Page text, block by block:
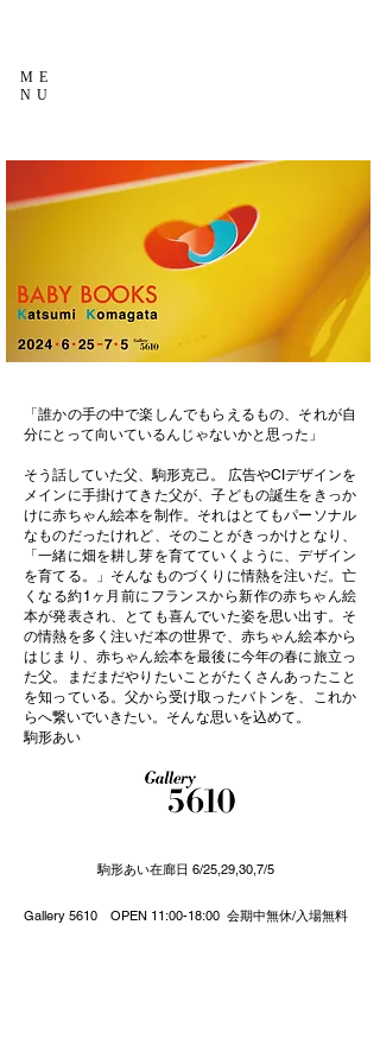
ME
NU
「誰かの手の中で楽しんでもらえるもの、それが自
分にとって向いているんじゃないかと思った」
そう話していた父、駒形克己。 広告やCIデザインを
メインに手掛けてきた父が、子どもの誕生をきっか
けに赤ちゃん絵本を制作。それはとてもパーソナル
なものだったけれど、そのことがきっかけとなり、
「一緒に畑を耕し芽を育てていくように、デザイン
を育てる。」そんなものづくりに情熱を注いだ。亡
くなる約1ヶ月前にフランスから新作の赤ちゃん絵
本が発表され、とても喜んでいた姿を思い出す。そ
の情熱を多く注いだ本の世界で、赤ちゃん絵本から
はじまり、赤ちゃん絵本を最後に今年の春に旅立っ
た父。まだまだやりたいことがたくさんあったこと
を知っている。父から受け取ったバトンを、これか
らへ繋いでいきたい。そんな思いを込めて。
駒形あい
駒形あい在廊日 6/25,29,30,7/5
Gallery 5610 OPEN 11:00-18:00 会期中無休/入場無料